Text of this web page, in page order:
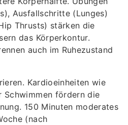
Ausfallschritte (Lunges)
Thrusts) stärken die
das Körperkontur.
auch im Ruhezustand
Kardioeinheiten wie
Schwimmen fördern die
150 Minuten moderates
(nach